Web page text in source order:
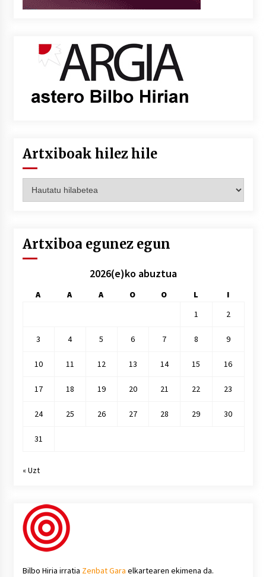
Artxiboak hilez hile
hilez
Artxiboa egunez egun
2026(e)ko abuztua
A A A O O L
I
1
2
3 4 5 6 7 8 9
10 11 12 13 14 15 16
17 18 19 20 21 22 23
24 25 26 27 28 29 30
31
« Uzt
Bilbo Hiria irratia Zenbat Gara elkartearen ekimena da.